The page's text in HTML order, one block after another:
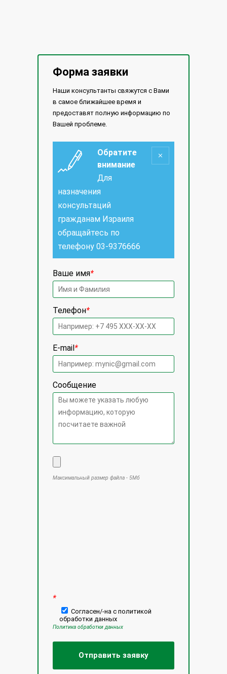
Форма заявки
Наши консультанты свяжутся с Вами
в самое ближайшее время и
предоставят полную информацию по
Вашей проблеме.
Обратите
внимание
Для
назначения
консультаций
гражданам Израиля
обращайтесь по
телефону 03-9376666
Ваше имя*
Телефон*
E-mail*
Сообщение
Максимальный размер файла - 5Мб
*
Согласен/-на с политикой
обработки данных
Политика обработки данных